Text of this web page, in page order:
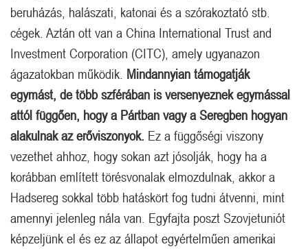
beruházás, halászati, katonai és a szórakoztató stb.
cégek. Aztán ott van a China International Trust and
Investment Corporation (CITC), amely ugyanazon
ágazatokban működik. Mindannyian támogatják
egymást, de több szférában is versenyeznek egymással
attól függően, hogy a Pártban vagy a Seregben hogyan
alakulnak az erőviszonyok. Ez a függőségi viszony
vezethet ahhoz, hogy sokan azt jósolják, hogy ha a
korábban említett törésvonalak elmozdulnak, akkor a
Hadsereg sokkal több hatáskört fog tudni átvenni, mint
amennyi jelenleg nála van. Egyfajta poszt Szovjetuniót
képzeljünk el és ez az állapot egyértelműen amerikai